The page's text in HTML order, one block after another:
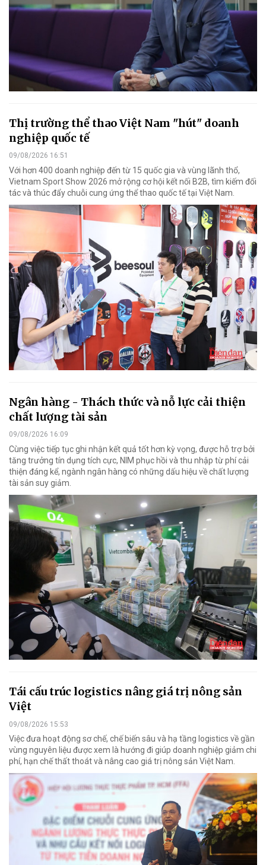
Thị trường thể thao Việt Nam "hút" doanh
nghiệp quốc tế
09/08/2026 16:51
Với hơn 400 doanh nghiệp đến từ 15 quốc gia và vùng lãnh thổ,
Vietnam Sport Show 2026 mở rộng cơ hội kết nối B2B, tìm kiếm đối
tác và thúc đẩy chuỗi cung ứng thể thao quốc tế tại Việt Nam.
Ngân hàng - Thách thức và nỗ lực cải thiện
chất lượng tài sản
09/08/2026 16:09
Cùng việc tiếp tục ghi nhận kết quả tốt hơn kỳ vọng, được hỗ trợ bởi
tăng trưởng tín dụng tích cực, NIM phục hồi và thu nhập từ phí cải
thiện đáng kể, ngành ngân hàng có những dấu hiệu về chất lượng
tài sản suy giảm.
Tái cấu trúc logistics nâng giá trị nông sản
Việt
09/08/2026 15:53
Việc đưa hoạt động sơ chế, chế biến sâu và hạ tầng logistics về gần
vùng nguyên liệu được xem là hướng đi giúp doanh nghiệp giảm chi
phí, hạn chế thất thoát và nâng cao giá trị nông sản Việt Nam.